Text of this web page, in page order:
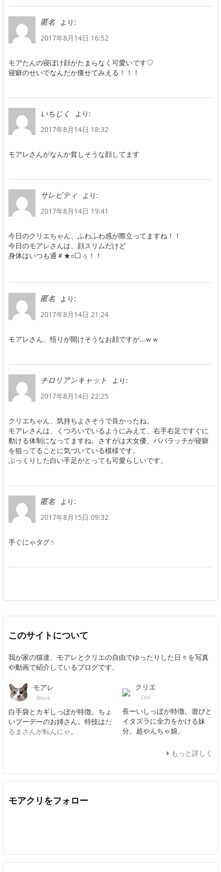
匿名
より:
2017年8月14日 16:52
モアたんの寝ぼけ顔がたまらなく可愛いです♡
寝癖のせいでなんだか痩せてみえる！！！
いちじく
より:
2017年8月14日 18:32
モアレさんがなんか貧しそうな顔してます
サレビティ
より:
2017年8月14日 19:41
今日のクリエちゃん、ふわふわ感が際立ってますね！！
今日のモアレさんは、顔スリムだけど
身体はいつも通＃★○⬜ぅ！！
匿名
より:
2017年8月14日 21:24
モアレさん、悟りが開けそうなお顔ですが…ｗｗ
チロリアンキャット
より:
2017年8月14日 22:25
クリエちゃん、気持ちよさそうで良かったね。
モアレさんは、くつろいでいるようにみえて、右手右足ですぐに
動ける体制になってますね。さすがは大女優、パパラッチが寝癖
を狙ってることに気づいている模様です。
ぷっくりした白い手足がとっても可愛らしいです。
匿名
より:
2017年8月15日 09:32
手ぐにゃタグ☝︎
このサイトについて
我が家の猫達、モアレとクリエの自由でゆったりした日々を写真
や動画で紹介しているブログです。
モアレ
Moire
白手袋とカギしっぽが特徴。ちょ
いブーデーのお姉さん。特技はだ
るまさんが転んにゃ。
クリエ
Crie
長ーいしっぽが特徴。遊びと
イタズラに全力をかける妹
分。超やんちゃ娘。
もっと詳しく
モアクリをフォロー